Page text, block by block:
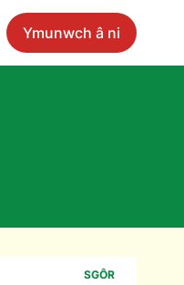
Ymunwch â ni
SGÔR